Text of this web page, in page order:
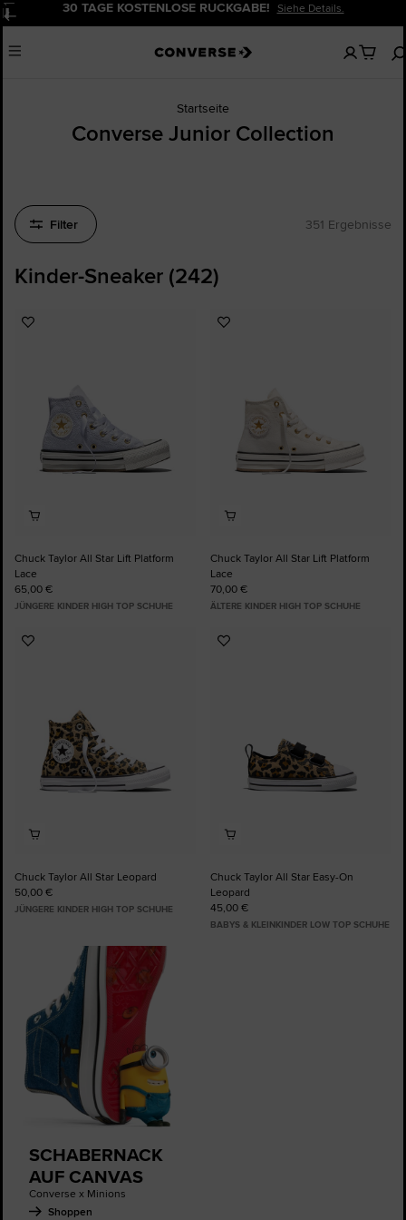
Pause 30 TAGE KOSTENLOSE RÜCKGABE! Siehe Details.
Menu
Keine
artikel
Startseite
Converse Junior Collection
Filter 351 Ergebnisse
Kinder-Sneaker (242)
Zu
Chuck Taylor All Star Lift Platform
Lace
65,00 €
JÜNGERE KINDER HIGH TOP SCHUHE
Zu
Chuck Taylor All Star Lift Platform
Lace
70,00 €
ÄLTERE KINDER HIGH TOP SCHUHE
Zu
Chuck Taylor All Star Leopard
50,00 €
JÜNGERE KINDER HIGH TOP SCHUHE
Zu
Chuck Taylor All Star Easy-On
Leopard
45,00 €
BABYS & KLEINKINDER LOW TOP SCHUHE
SCHABERNACK
AUF CANVAS
Converse x Minions
Shoppen